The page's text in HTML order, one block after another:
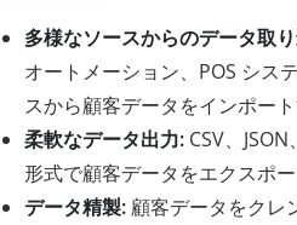
多様なソースからのデータ取
オートメーション、POS シス
スから顧客データをインポート
柔軟なデータ出力: CSV、
形式で顧客データをエクスポー
データ精製: 顧客データをクレ